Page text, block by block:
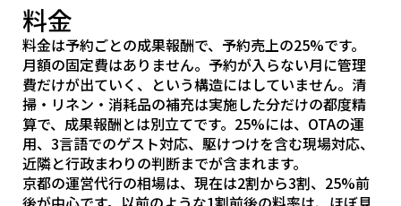
料金
料金は予約ごとの成果報酬で、予約売上の25%です。
月額の固定費はありません。予約が入らない月に管理
費だけが出ていく、という構造にはしていません。清
掃・リネン・消耗品の補充は実施した分だけの都度精
算で、成果報酬とは別立てです。25%には、OTAの運
用、3言語でのゲスト対応、駆けつけを含む現場対応、
近隣と行政まわりの判断までが含まれます。
京都の運営代行の相場は、現在は2割から3割、25%前